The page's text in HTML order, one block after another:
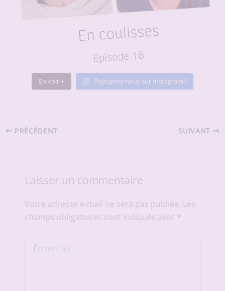
En voir + Rejoignez-nous sur Instagram !
PRÉCÉDENT SUIVANT
Laisser un commentaire
Votre adresse e-mail ne sera pas publiée. Les
champs obligatoires sont indiqués avec *
ici…